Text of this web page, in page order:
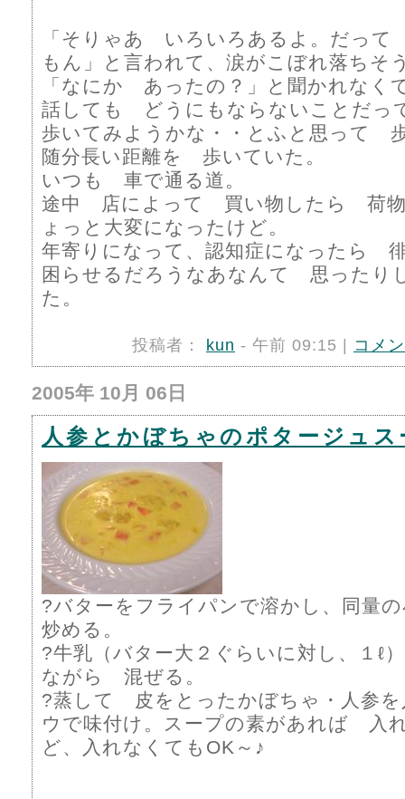
「そりゃあ いろいろあるよ。だっ
もん」と言われて、涙がこぼれ落ちそ
「なにか あったの？」と聞かれな
話しても どうにもならないことだっ
歩いてみようかな・・とふと思って
随分長い距離を 歩いていた。
いつも 車で通る道。
途中 店によって 買い物したら 荷
ょっと大変になったけど。
年寄りになって、認知症になったら
困らせるだろうなあなんて 思った
た。
投稿者： kun - 午前 09:15 | コメ
2005年 10月 06日
人参とかぼちゃのポタージュス
?バターをフライパンで溶かし、同量
炒める。
?牛乳（バター大２ぐらいに対し、１ℓ
ながら 混ぜる。
?蒸して 皮をとったかぼちゃ・人参
ウで味付け。スープの素があれば 入
ど、入れなくてもOK～♪